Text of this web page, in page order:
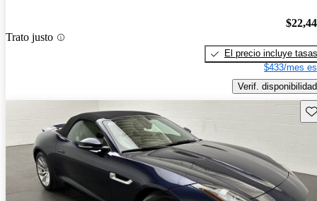
Trato justo
El precio incluye tasas
$433/mes
Verif. disponibilidad